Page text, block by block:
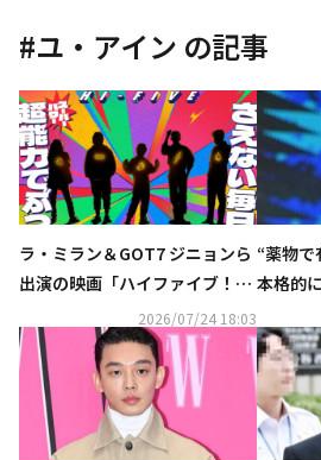
#ユ・アイン の記事
ラ・ミラン＆GOT7 ジニョンら
出演の映画「ハイファイブ！」
10月16日より日本公開！ビジュ
アル＆特報が解禁
2026/07/24 18:03
“薬物で
本格的
ープ」
話題